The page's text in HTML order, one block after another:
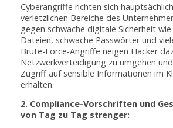
Cyberangriffe richten sich
verletzlichen Bereiche des
gegen schwache digitale Sicherheit
Dateien, schwache Passwörter und
Brute-Force-Angriffe neigen Hacker
Netzwerkverteidigung zu umgehen
Zugriff auf sensible Informationen im
erhalten.
2. Compliance-Vorschriften und
von Tag zu Tag strenger: